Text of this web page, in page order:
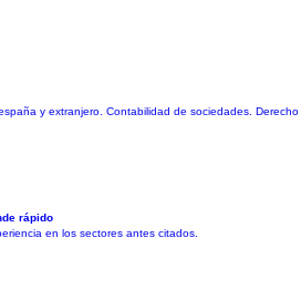
y extranjero. Contabilidad de sociedades. Derecho
rápido
en los sectores antes citados.